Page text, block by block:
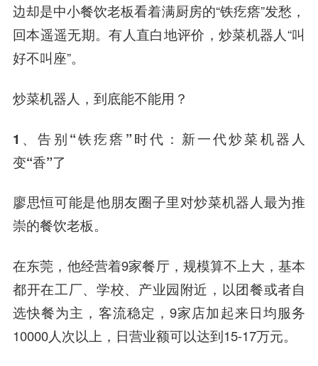
边却是中小餐饮老板看着满厨房的“铁疙瘩”发愁，
回本遥遥无期。有人直白地评价，炒菜机器人“叫
好不叫座”。
炒菜机器人，到底能不能用？
1、告别“铁疙瘩”时代： 新一代炒菜机器人
变“香”了
廖思恒可能是他朋友圈子里对炒菜机器人最为推
崇的餐饮老板。
在东莞，他经营着9家餐厅，规模算不上大，基本
都开在工厂、学校、产业园附近，以团餐或者自
选快餐为主，客流稳定，9家店加起来日均服务
10000人次以上，日营业额可以达到15-17万元。